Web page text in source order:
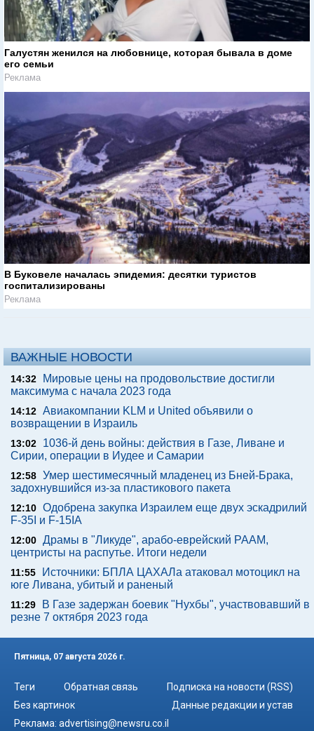
Галустян женился на любовнице, которая бывала в доме
его семьи
Реклама
В Буковеле началась эпидемия: десятки туристов
госпитализированы
Реклама
ВАЖНЫЕ НОВОСТИ
14:32
Мировые цены на продовольствие достигли
максимума с начала 2023 года
14:12 Авиакомпании KLM и United объявили о
возвращении в Израиль
13:02
1036-й день войны: действия в Газе, Ливане и
Сирии, операции в Иудее и Самарии
12:58 Умер шестимесячный младенец из Бней-Брака,
задохнувшийся из-за пластикового пакета
12:10 Одобрена закупка Израилем еще двух эскадрилий
F-35I и F-15IA
12:00 Драмы в "Ликуде", арабо-еврейский РААМ,
центристы на распутье. Итоги недели
11:55
Источники: БПЛА ЦАХАЛа атаковал мотоцикл на
юге Ливана, убитый и раненый
11:29
В Газе задержан боевик "Нухбы", участвовавший в
резне 7 октября 2023 года
Пятница, 07 августа 2026 г.
Теги Обратная связь
Подписка на новости (RSS)
Без картинок
Данные редакции и устав
Реклама: advertising@newsru.co.il